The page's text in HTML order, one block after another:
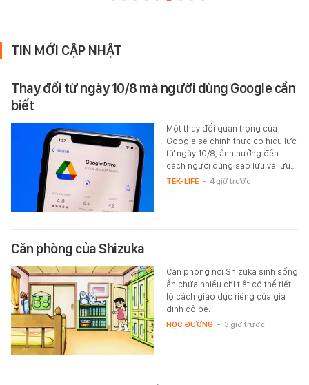
TIN MỚI CẬP NHẬT
Thay đổi từ ngày 10/8 mà người dùng Google cần
biết
Một thay đổi quan trọng của
Google sẽ chính thức có hiệu lực
từ ngày 10/8, ảnh hưởng đến
cách người dùng sao lưu và lưu…
TEK-LIFE - 4 giờ trước
Căn phòng của Shizuka
Căn phòng nơi Shizuka sinh sống
ẩn chứa nhiều chi tiết có thể tiết
lộ cách giáo dục riêng của gia
đình cô bé.
HỌC ĐƯỜNG - 3 giờ trước